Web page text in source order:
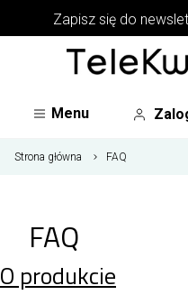
Zapisz się do
Menu
Strona główna FAQ
FAQ
O produkcie